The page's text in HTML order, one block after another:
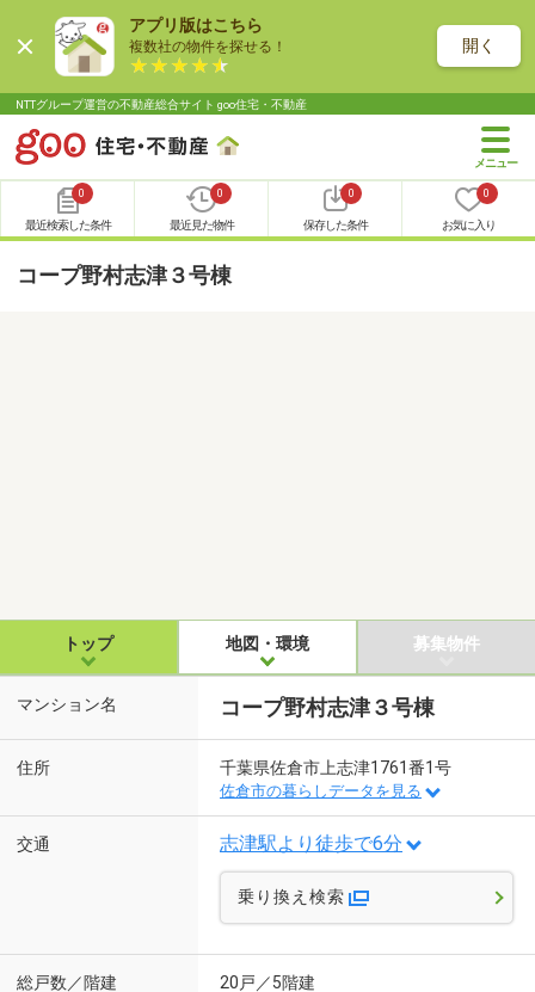
アプリ版はこちら
複数社の物件を探せる！ 開く
NTTグループ運営の不動産総合サイト goo住宅・不動産
0
最近検索した条件
0
最近見た物件
0
保存した条件
0
お気に入り
コープ野村志津３号棟
トップ 地図・環境 募集物件
マンション名 コープ野村志津３号棟
住所 千葉県佐倉市上志津1761番1号
佐倉市の暮らしデータを見る
交通 志津駅より徒歩で6分
乗り換え検索
総戸数／階建 20戸／5階建